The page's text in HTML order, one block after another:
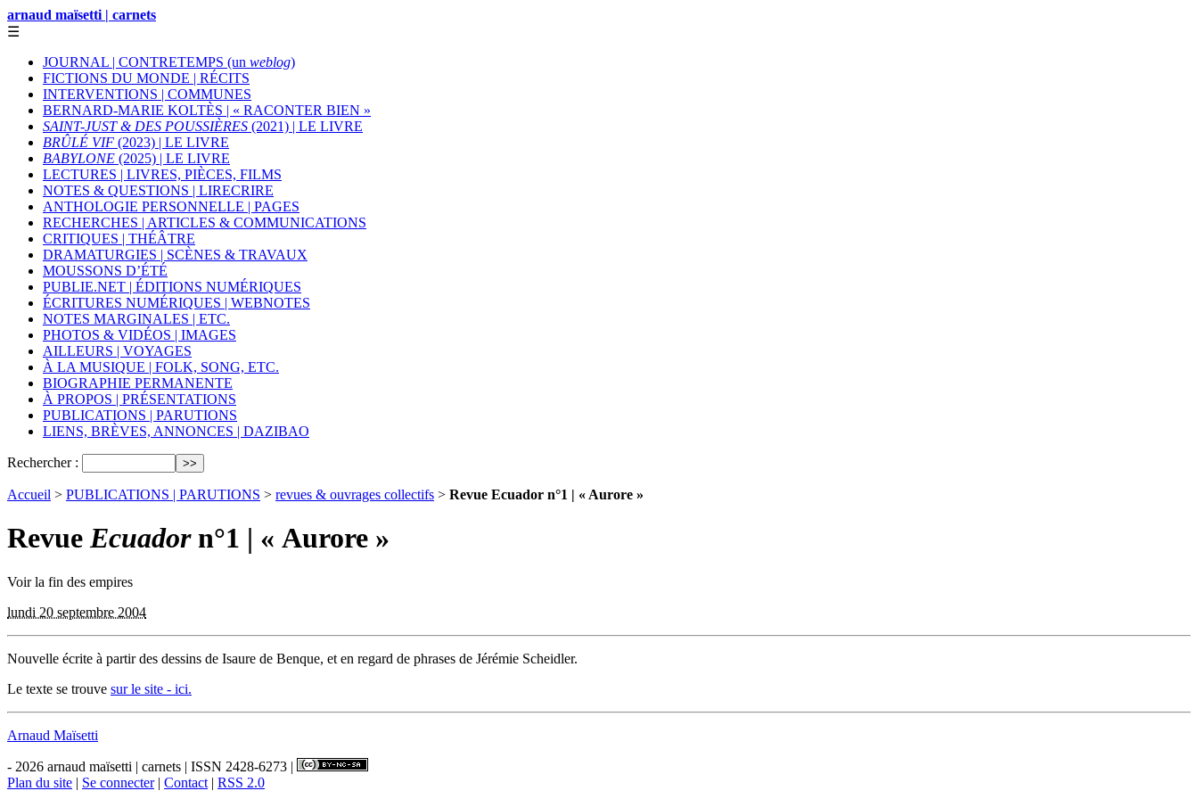
arnaud maïsetti | carnets
☰
JOURNAL | CONTRETEMPS (un weblog)
FICTIONS DU MONDE | RÉCITS
INTERVENTIONS | COMMUNES
BERNARD-MARIE KOLTÈS | « RACONTER BIEN »
SAINT-JUST & DES POUSSIÈRES (2021) | LE LIVRE
BRÛLÉ VIF (2023) | LE LIVRE
BABYLONE (2025) | LE LIVRE
LECTURES | LIVRES, PIÈCES, FILMS
NOTES & QUESTIONS | LIRECRIRE
ANTHOLOGIE PERSONNELLE | PAGES
RECHERCHES | ARTICLES & COMMUNICATIONS
CRITIQUES | THÉÂTRE
DRAMATURGIES | SCÈNES & TRAVAUX
MOUSSONS D’ÉTÉ
PUBLIE.NET | ÉDITIONS NUMÉRIQUES
ÉCRITURES NUMÉRIQUES | WEBNOTES
NOTES MARGINALES | ETC.
PHOTOS & VIDÉOS | IMAGES
AILLEURS | VOYAGES
À LA MUSIQUE | FOLK, SONG, ETC.
BIOGRAPHIE PERMANENTE
À PROPOS | PRÉSENTATIONS
PUBLICATIONS | PARUTIONS
LIENS, BRÈVES, ANNONCES | DAZIBAO
Rechercher :
Accueil > PUBLICATIONS | PARUTIONS > revues & ouvrages collectifs > Revue Ecuador n°1 | « Aurore »
RevueEcuadorn°1 | « Aurore »
Voir la fin des empires
lundi 20 septembre 2004
Nouvelle écrite à partir des dessins de Isaure de Benque, et en regard de phrases de Jérémie Scheidler.
Le texte se trouve sur le site - ici.
Arnaud Maïsetti
- 2026 arnaud maïsetti | carnets | ISSN 2428-6273 |
Plan du site | Se connecter| Contact | RSS 2.0